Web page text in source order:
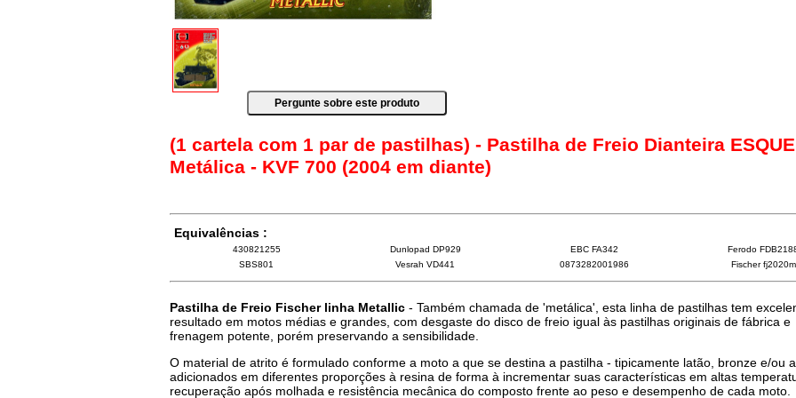
(1 cartela com 1 par de pastilhas) - Pastilha de Freio Dianteira
Metálica - KVF 700 (2004 em diante)
Equivalências :
430821255 Dunlopad DP929 EBC FA342
Ferodo
SBS801
Vesrah VD441 0873282001986 Fischer fj2020m
Pastilha de Freio Fischer linha Metallic - Também chamada de 'metálica', esta linha de pastilhas tem
resultado em motos médias e grandes, com desgaste do disco de freio igual às pastilhas originais de fábrica e
frenagem potente, porém preservando a sensibilidade.
O material de atrito é formulado conforme a moto a que se destina a pastilha - tipicamente latão, bronze e/ou
adicionados em diferentes proporções à resina de forma à incrementar suas características em altas
recuperação após molhada e resistência mecânica do composto frente ao peso e desempenho de cada moto.